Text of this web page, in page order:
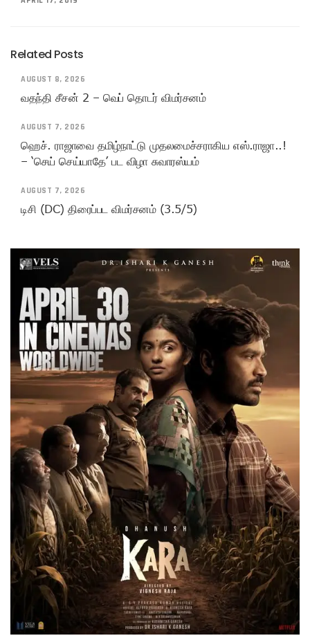
Related Posts
AUGUST 8, 2026
வதந்தி சீசன் 2 – வெப் தொடர் விமர்சனம்
AUGUST 7, 2026
ஹெச். ராஜாவை தமிழ்நாட்டு முதலமைச்சராகிய எஸ்.ராஜா..!
– ‘செய் செய்யாதே’ பட விழா சுவாரஸ்யம்
AUGUST 7, 2026
டிசி (DC) திரைப்பட விமர்சனம் (3.5/5)